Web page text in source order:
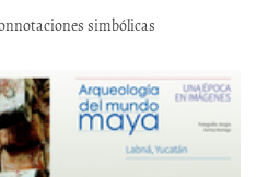
simbólicas